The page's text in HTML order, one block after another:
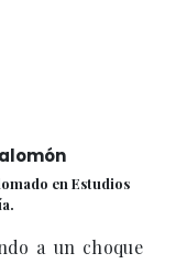
en Estudios
a un choque